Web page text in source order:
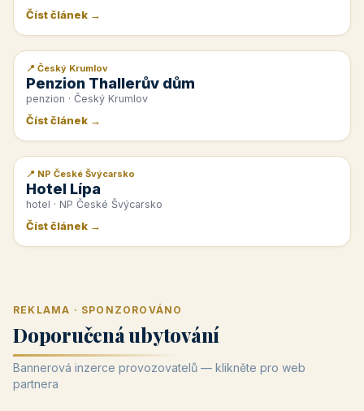
Číst článek →
📰 PR článek
📍 Český Krumlov
Penzion Thallerův dům
penzion · Český Krumlov
Číst článek →
📰 PR článek
📍 NP České Švýcarsko
Hotel Lípa
hotel · NP České Švýcarsko
Číst článek →
REKLAMA · SPONZOROVÁNO
Doporučená ubytování
Bannerová inzerce provozovatelů — klikněte pro web
partnera